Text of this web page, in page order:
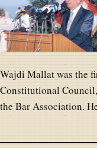
Wajdi Mallat was the
Constitutional
the Bar Association.